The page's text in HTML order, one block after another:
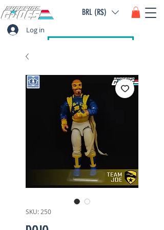
Log in
BRL (R$)
SKU: 250